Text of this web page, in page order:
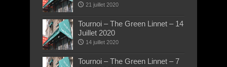
21 juillet 2020
Tournoi – The Green Linnet – 14
Juillet 2020
14 juillet 2020
Tournoi – The Green Linnet – 7